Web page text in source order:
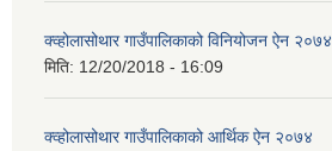
क्व्होलासोथार गाउँपालिकाको विनियोजन ऐन २०७४
मिति: 12/20/2018 - 16:09
क्व्होलासोथार गाउँपालिकाको आर्थिक ऐन २०७४